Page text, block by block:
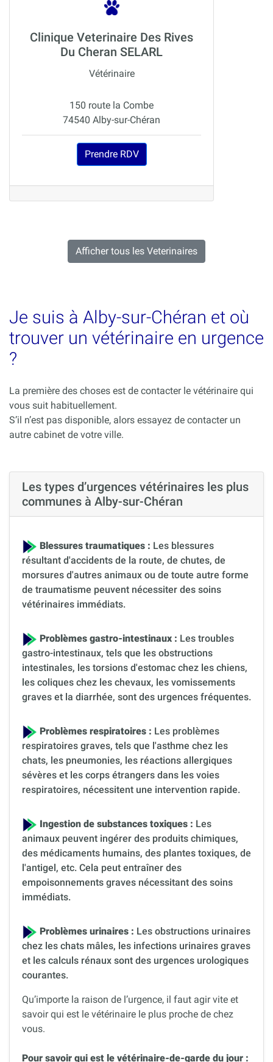
Clinique Veterinaire Des Rives
Du Cheran SELARL
Vétérinaire
150 route la Combe
74540 Alby-sur-Chéran
Prendre RDV
Afficher tous les Veterinaires
Je suis à Alby-sur-Chéran et où
trouver un vétérinaire en urgence
?
La première des choses est de contacter le vétérinaire qui
vous suit habituellement.
S’il n’est pas disponible, alors essayez de contacter un
autre cabinet de votre ville.
Les types d’urgences vétérinaires les plus
communes à Alby-sur-Chéran
Blessures traumatiques : Les blessures
résultant d'accidents de la route, de chutes, de
morsures d'autres animaux ou de toute autre forme
de traumatisme peuvent nécessiter des soins
vétérinaires immédiats.
Problèmes gastro-intestinaux : Les troubles
gastro-intestinaux, tels que les obstructions
intestinales, les torsions d'estomac chez les chiens,
les coliques chez les chevaux, les vomissements
graves et la diarrhée, sont des urgences fréquentes.
Problèmes respiratoires : Les problèmes
respiratoires graves, tels que l'asthme chez les
chats, les pneumonies, les réactions allergiques
sévères et les corps étrangers dans les voies
respiratoires, nécessitent une intervention rapide.
Ingestion de substances toxiques : Les
animaux peuvent ingérer des produits chimiques,
des médicaments humains, des plantes toxiques, de
l'antigel, etc. Cela peut entraîner des
empoisonnements graves nécessitant des soins
immédiats.
Problèmes urinaires : Les obstructions urinaires
chez les chats mâles, les infections urinaires graves
et les calculs rénaux sont des urgences urologiques
courantes.
Qu’importe la raison de l’urgence, il faut agir vite et
savoir qui est le vétérinaire le plus proche de chez
vous.
Pour savoir qui est le vétérinaire-de-garde du jour :